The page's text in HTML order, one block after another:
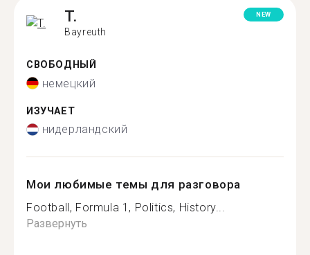
T.
Bayreuth
NEW
СВОБОДНЫЙ
немецкий
ИЗУЧАЕТ
нидерландский
Мои любимые темы для разговора
Football, Formula 1, Politics, History...
Развернуть